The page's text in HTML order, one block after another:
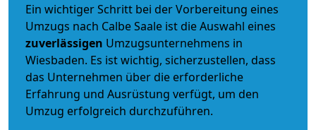
Ein wichtiger Schritt bei der Vorbereitung eines
Umzugs nach Calbe Saale ist die Auswahl eines
zuverlässigen Umzugsunternehmens in
Wiesbaden. Es ist wichtig, sicherzustellen, dass
das Unternehmen über die erforderliche
Erfahrung und Ausrüstung verfügt, um den
Umzug erfolgreich durchzuführen.